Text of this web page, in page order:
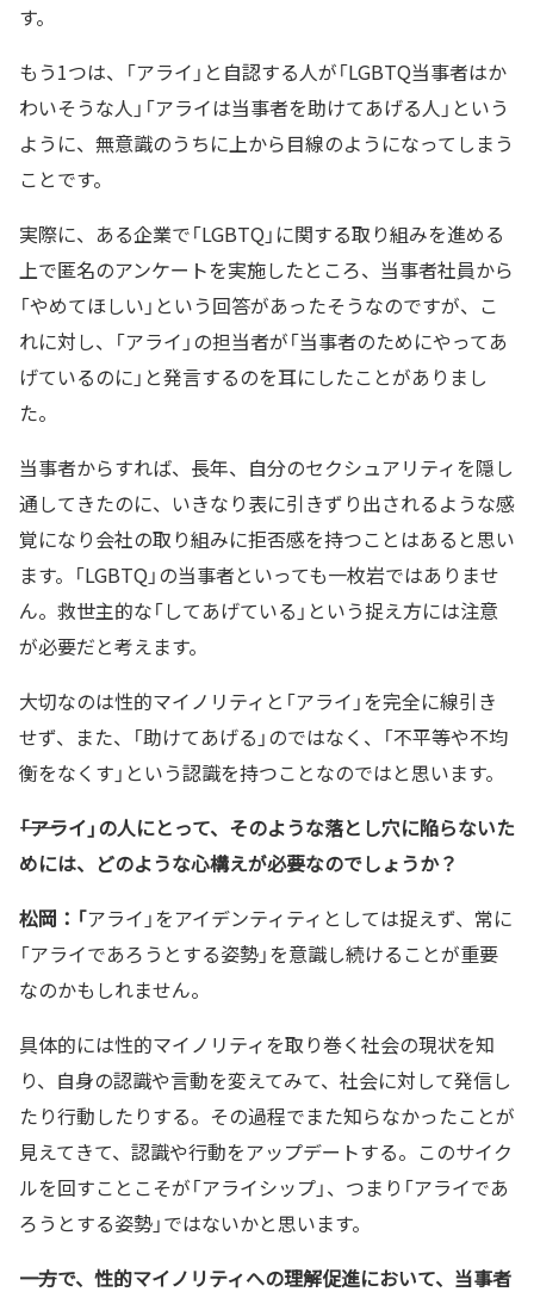
す。
もう1つは、「アライ」と自認する人が「LGBTQ当事者はか
わいそうな人」「アライは当事者を助けてあげる人」という
ように、無意識のうちに上から目線のようになってしまう
ことです。
実際に、ある企業で「LGBTQ」に関する取り組みを進める
上で匿名のアンケートを実施したところ、当事者社員から
「やめてほしい」という回答があったそうなのですが、こ
れに対し、「アライ」の担当者が「当事者のためにやってあ
げているのに」と発言するのを耳にしたことがありまし
た。
当事者からすれば、長年、自分のセクシュアリティを隠し
通してきたのに、いきなり表に引きずり出されるような感
覚になり会社の取り組みに拒否感を持つことはあると思い
ます。「LGBTQ」の当事者といっても一枚岩ではありませ
ん。救世主的な「してあげている」という捉え方には注意
が必要だと考えます。
大切なのは性的マイノリティと「アライ」を完全に線引き
せず、また、「助けてあげる」のではなく、「不平等や不均
衡をなくす」という認識を持つことなのではと思います。
――「アライ」の人にとって、そのような落とし穴に陥らないた
めには、どのような心構えが必要なのでしょうか？
松岡：「アライ」をアイデンティティとしては捉えず、常に
「アライであろうとする姿勢」を意識し続けることが重要
なのかもしれません。
具体的には性的マイノリティを取り巻く社会の現状を知
り、自身の認識や言動を変えてみて、社会に対して発信し
たり行動したりする。その過程でまた知らなかったことが
見えてきて、認識や行動をアップデートする。このサイク
ルを回すことこそが「アライシップ」、つまり「アライであ
ろうとする姿勢」ではないかと思います。
――一方で、性的マイノリティへの理解促進において、当事者